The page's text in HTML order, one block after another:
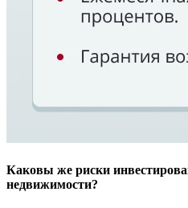
Каковы же риски
недвижимости?